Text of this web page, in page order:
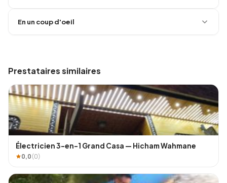
En un coup d'oeil
Prestataires similaires
Électricien 3-en-1 Grand Casa — Hicham Wahmane
0,0(0)